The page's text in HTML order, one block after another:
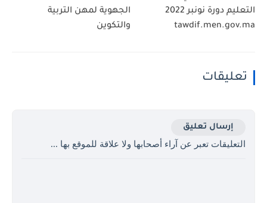
التعليم دورة نونبر 2022
tawdif.men.gov.ma
الجهوية لمهن التربية
والتكوين
تعليقات
إرسال تعليق
التعليقات تعبر عن آراء أصحابها ولا علاقة للموقع بها ...